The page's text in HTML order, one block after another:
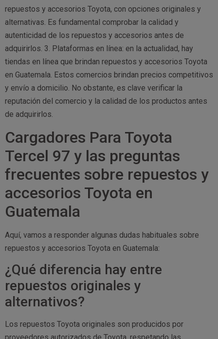
repuestos y accesorios Toyota, con opciones originales y
alternativas. Es fundamental comprobar la calidad y
autenticidad de los repuestos y accesorios antes de
adquirirlos. 3. Plataformas en línea: en la actualidad, hay
tiendas en línea que brindan repuestos y accesorios Toyota
en Guatemala. Estos comercios brindan precios competitivos
y envío a domicilio. No obstante, es clave verificar la
reputación del comercio y la calidad de los productos antes
de adquirirlos.
Cargadores Para Toyota
Tercel 97 y las preguntas
frecuentes sobre repuestos y
accesorios Toyota en
Guatemala
Aquí, vamos a responder algunas dudas habituales sobre
repuestos y accesorios Toyota en Guatemala:
¿Qué diferencia hay entre
repuestos originales y
alternativos?
Los repuestos Toyota originales son producidos por